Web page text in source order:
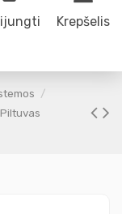
Krepšelis
Piltuvas